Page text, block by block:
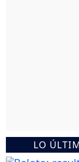
LO